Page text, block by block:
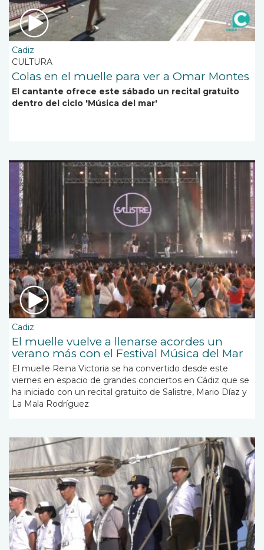
Cadiz
CULTURA
Colas en el muelle para ver a Omar Montes
El cantante ofrece este sábado un recital gratuito
dentro del ciclo 'Música del mar'
Cadiz
El muelle vuelve a llenarse acordes un
verano más con el Festival Música del Mar
El muelle Reina Victoria se ha convertido desde este
viernes en espacio de grandes conciertos en Cádiz que se
ha iniciado con un recital gratuito de Salistre, Mario Díaz y
La Mala Rodríguez